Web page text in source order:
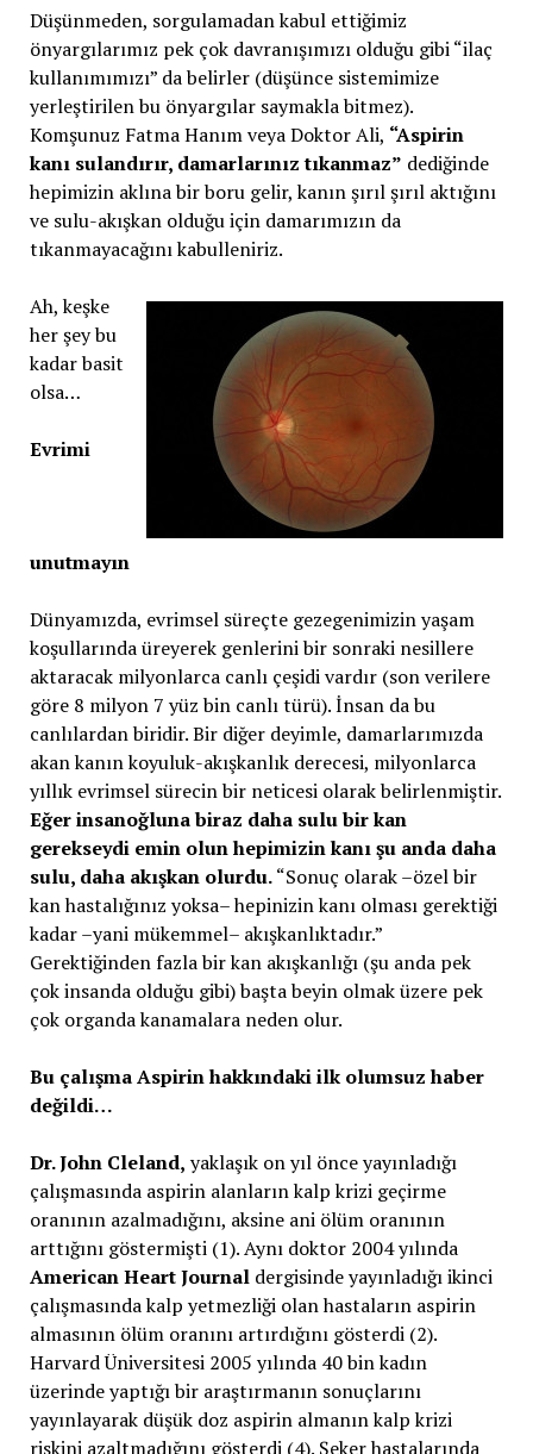
Düşünmeden, sorgulamadan kabul ettiğimiz
önyargılarımız pek çok davranışımızı olduğu gibi “ilaç
kullanımımızı” da belirler (düşünce sistemimize
yerleştirilen bu önyargılar saymakla bitmez).
Komşunuz Fatma Hanım veya Doktor Ali, “Aspirin
kanı sulandırır, damarlarınız tıkanmaz” dediğinde
hepimizin aklına bir boru gelir, kanın şırıl şırıl aktığını
ve sulu-akışkan olduğu için damarımızın da
tıkanmayacağını kabulleniriz.
Ah, keşke
her şey bu
kadar basit
olsa…
Evrimi
unutmayın
Dünyamızda, evrimsel süreçte gezegenimizin yaşam
koşullarında üreyerek genlerini bir sonraki nesillere
aktaracak milyonlarca canlı çeşidi vardır (son verilere
göre 8 milyon 7 yüz bin canlı türü). İnsan da bu
canlılardan biridir. Bir diğer deyimle, damarlarımızda
akan kanın koyuluk-akışkanlık derecesi, milyonlarca
yıllık evrimsel sürecin bir neticesi olarak belirlenmiştir.
Eğer insanoğluna biraz daha sulu bir kan
gerekseydi emin olun hepimizin kanı şu anda daha
sulu, daha akışkan olurdu.“Sonuç olarak –özel bir
kan hastalığınız yoksa– hepinizin kanı olması gerektiği
kadar –yani mükemmel– akışkanlıktadır.”
Gerektiğinden fazla bir kan akışkanlığı (şu anda pek
çok insanda olduğu gibi) başta beyin olmak üzere pek
çok organda kanamalara neden olur.
Bu çalışma Aspirin hakkındaki ilk olumsuz haber
değildi…
Dr. John Cleland, yaklaşık on yıl önce yayınladığı
çalışmasında aspirin alanların kalp krizi geçirme
oranının azalmadığını, aksine ani ölüm oranının
arttığını göstermişti (1). Aynı doktor 2004 yılında
American Heart Journaldergisinde yayınladığı ikinci
çalışmasında kalp yetmezliği olan hastaların aspirin
almasının ölüm oranını artırdığını gösterdi (2).
Harvard Üniversitesi 2005 yılında 40 bin kadın
üzerinde yaptığı bir araştırmanın sonuçlarını
yayınlayarak düşük doz aspirin almanın kalp krizi
riskini azaltmadığını gösterdi (4). Şeker hastalarında